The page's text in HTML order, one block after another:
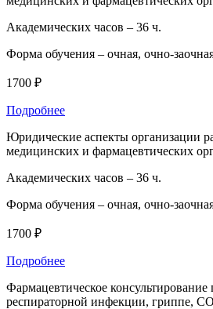
Академических часов – 36 ч.
Форма обучения – очная, очно-
1700 ₽
Подробнее
Юридические аспекты организации
медицинских и фармацевтических
Академических часов – 36 ч.
Форма обучения – очная, очно-
1700 ₽
Подробнее
Фармацевтическое консультирование
респираторной инфекции, гриппе,